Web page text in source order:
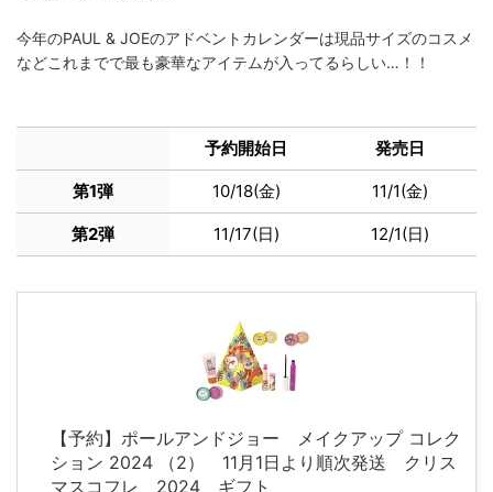
今年のPAUL & JOEのアドベントカレンダーは現品サイズのコスメ
などこれまでで最も豪華なアイテムが入ってるらしい…！！
予約開始日 発売日
第1弾 10/18(金) 11/1(金)
第2弾 11/17(日) 12/1(日)
【予約】ポールアンドジョー メイクアップ コレク
ション 2024 （2） 11月1日より順次発送 クリス
マスコフレ 2024 ギフト